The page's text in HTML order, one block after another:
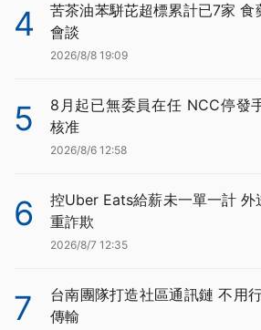
4
苦茶油苯駢芘超標累計已7家 食
會談
2026/8/8 19:09
5
8月起已無委員在任 NCC停發
核准
2026/8/6 12:58
6
控Uber Eats給薪未一單一計 外
重詐欺
2026/8/7 12:35
7
台南團隊打造社區通訊鏈 不用
傳輸